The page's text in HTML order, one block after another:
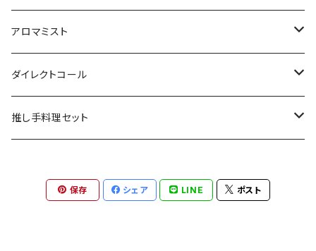
アロマミスト
Vtuber/VRアーティスト
声優
ダイレクトコール
俳優
秋葉友佑
推し手料理セット
インフルエンサー
保存 シェア LINE ポスト